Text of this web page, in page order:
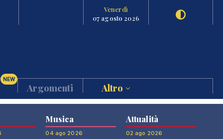
Venerdì
07 agosto 2026
NEW
Argomenti Altro
Musica
04 ago 2026
Attualità
02 ago 2026